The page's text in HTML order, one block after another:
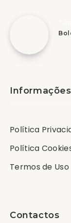
Informações
Política
Política
Termos de Uso
Contactos